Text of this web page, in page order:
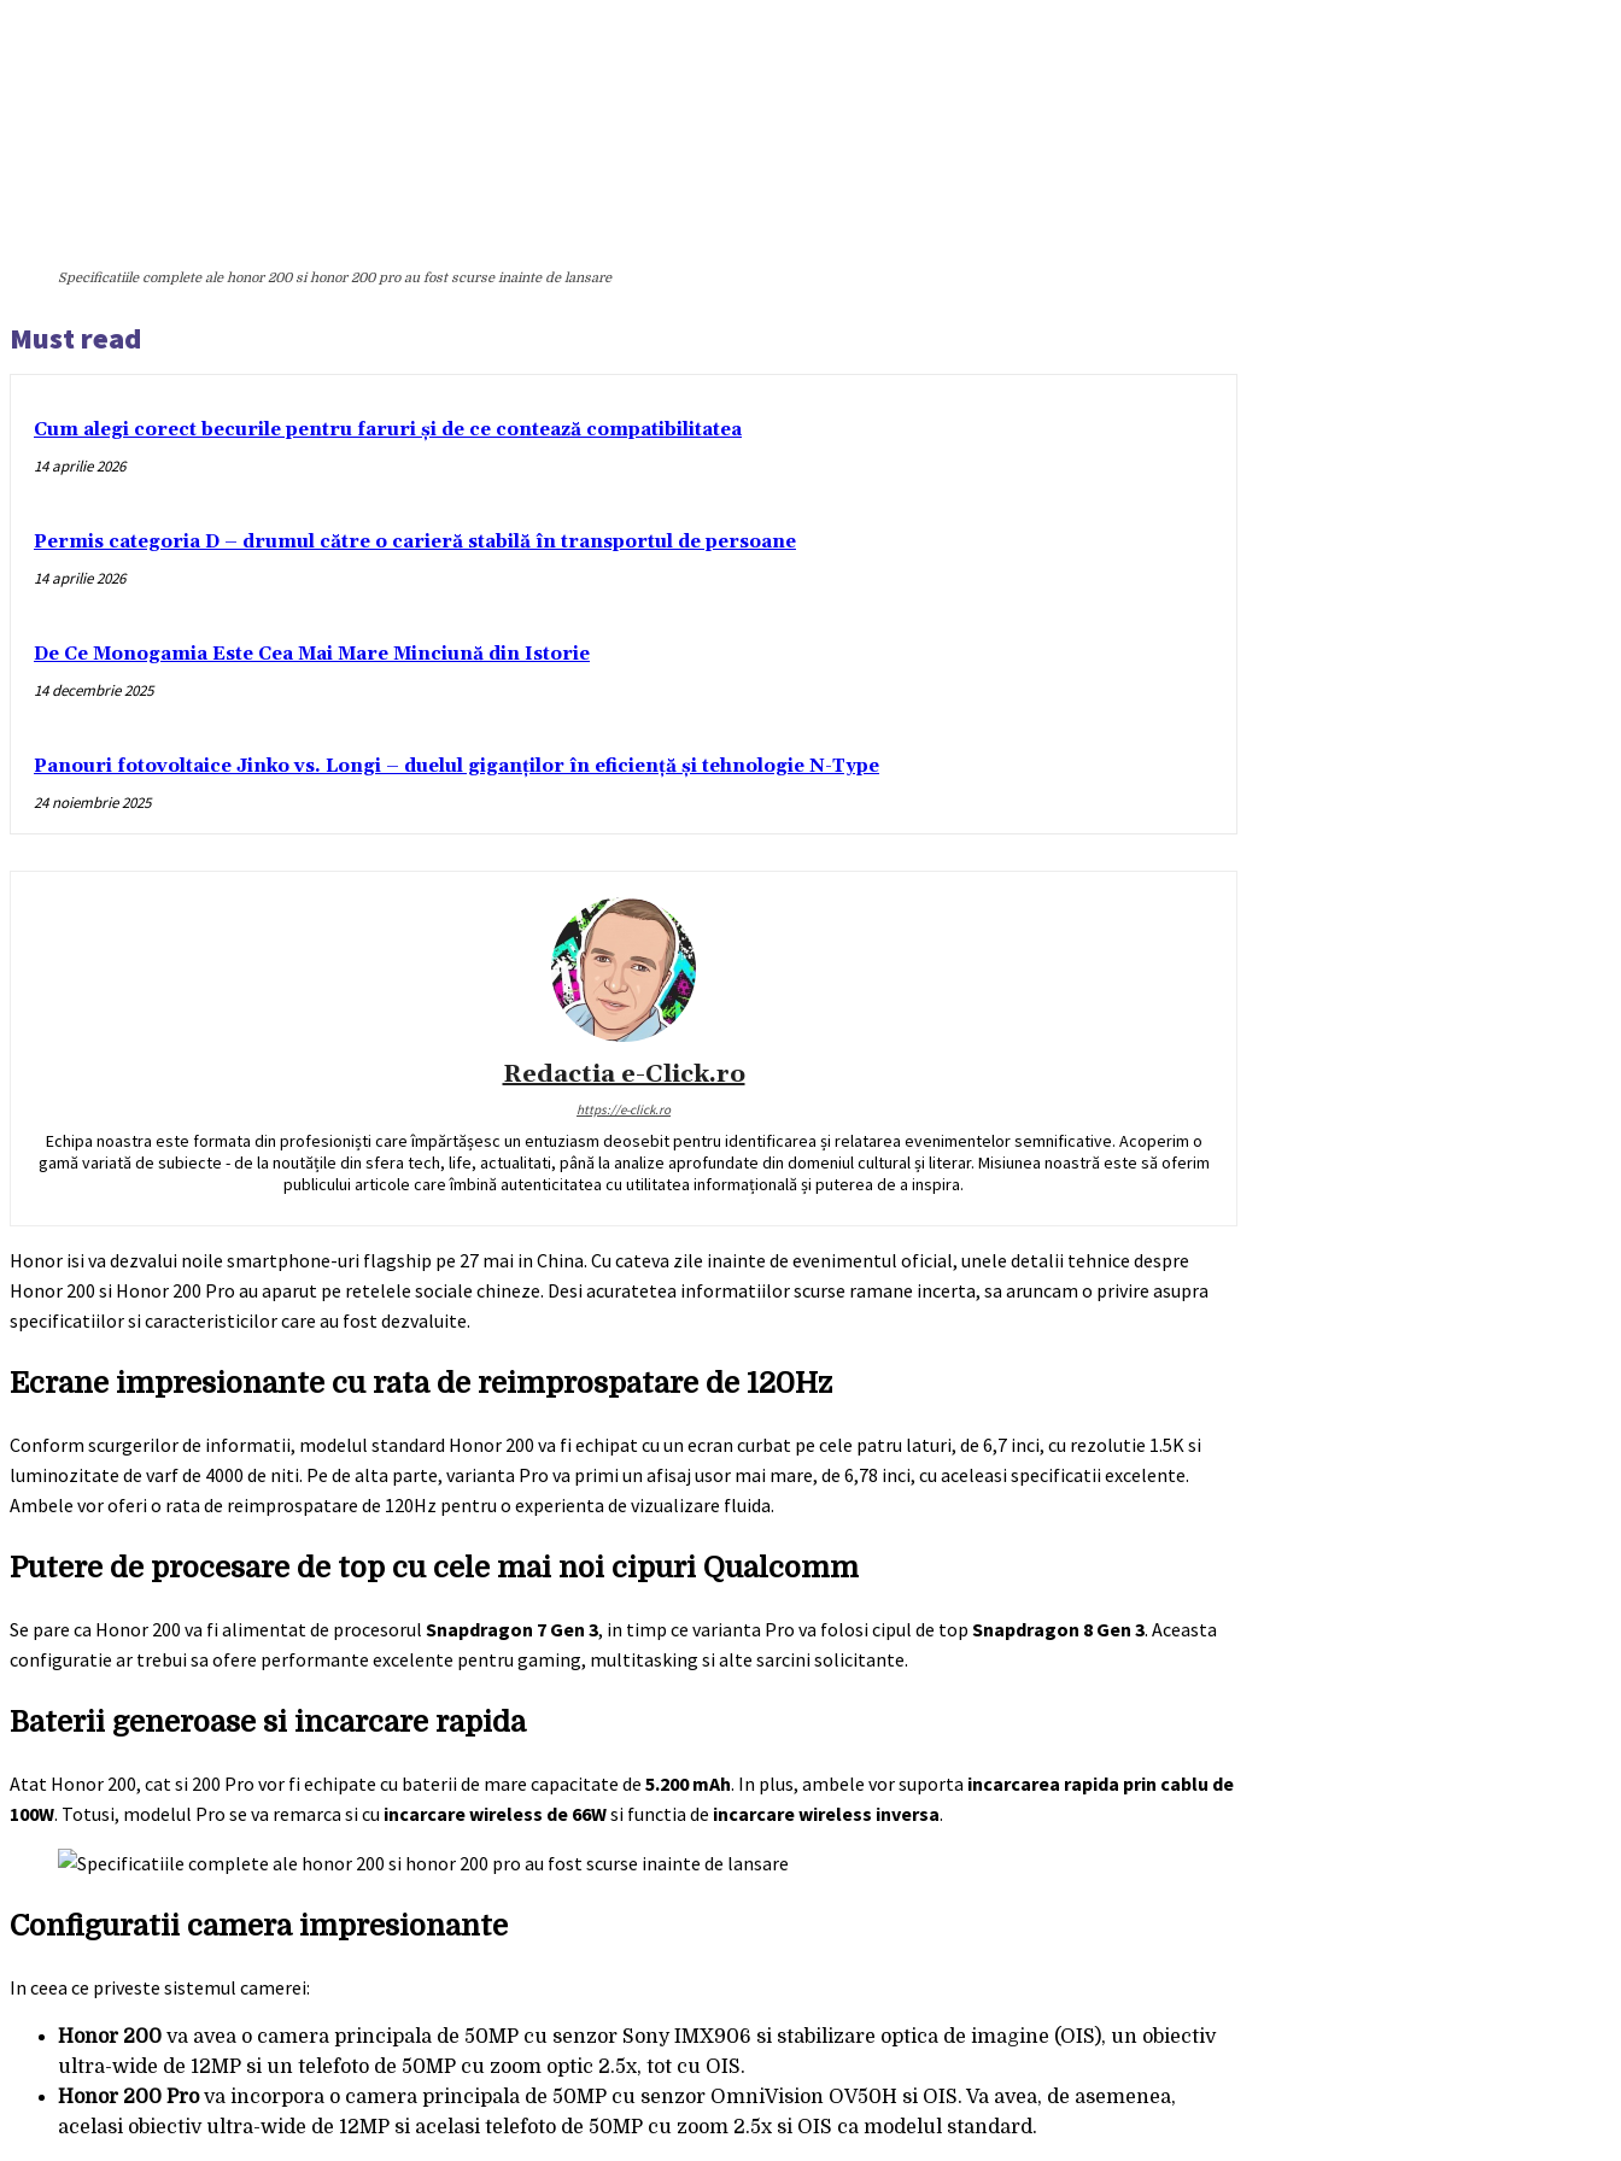
Specificatiile complete ale honor 200 si honor 200 pro au fost scurse inainte de lansare
Must read
Cum alegi corect becurile pentru faruri și de ce contează compatibilitatea
14 aprilie 2026
Permis categoria D – drumul către o carieră stabilă în transportul de persoane
14 aprilie 2026
De Ce Monogamia Este Cea Mai Mare Minciună din Istorie
14 decembrie 2025
Panouri fotovoltaice Jinko vs. Longi – duelul giganților în eficiență și tehnologie N-Type
24 noiembrie 2025
Redactia e-Click.ro
https://e-click.ro
Echipa noastra este formata din profesioniști care împărtășesc un entuziasm deosebit pentru identificarea și relatarea evenimentelor semnificative. Acoperim o
gamă variată de subiecte - de la noutățile din sfera tech, life, actualitati, până la analize aprofundate din domeniul cultural și literar. Misiunea noastră este să oferim
publicului articole care îmbină autenticitatea cu utilitatea informațională și puterea de a inspira.
Honor isi va dezvalui noile smartphone-uri flagship pe 27 mai in China. Cu cateva zile inainte de evenimentul oficial, unele detalii tehnice despre
Honor 200 si Honor 200 Pro au aparut pe retelele sociale chineze. Desi acuratetea informatiilor scurse ramane incerta, sa aruncam o privire asupra
specificatiilor si caracteristicilor care au fost dezvaluite.
Ecrane impresionante cu rata de reimprospatare de 120Hz
Conform scurgerilor de informatii, modelul standard Honor 200 va fi echipat cu un ecran curbat pe cele patru laturi, de 6,7 inci, cu rezolutie 1.5K si
luminozitate de varf de 4000 de niti. Pe de alta parte, varianta Pro va primi un afisaj usor mai mare, de 6,78 inci, cu aceleasi specificatii excelente.
Ambele vor oferi o rata de reimprospatare de 120Hz pentru o experienta de vizualizare fluida.
Putere de procesare de top cu cele mai noi cipuri Qualcomm
Se pare ca Honor 200 va fi alimentat de procesorul Snapdragon 7 Gen 3, in timp ce varianta Pro va folosi cipul de top Snapdragon 8 Gen 3. Aceasta
configuratie ar trebui sa ofere performante excelente pentru gaming, multitasking si alte sarcini solicitante.
Baterii generoase si incarcare rapida
Atat Honor 200, cat si 200 Pro vor fi echipate cu baterii de mare capacitate de 5.200 mAh. In plus, ambele vor suporta incarcarea rapida prin cablu de
100W. Totusi, modelul Pro se va remarca si cu incarcare wireless de 66Wsi functia de incarcare wireless inversa.
Configuratii camera impresionante
In ceea ce priveste sistemul camerei:
Honor 200 va avea o camera principala de 50MP cu senzor Sony IMX906 si stabilizare optica de imagine (OIS), un obiectiv
ultra-wide de 12MP si un telefoto de 50MP cu zoom optic 2.5x, tot cu OIS.
Honor 200 Prova incorpora o camera principala de 50MP cu senzor OmniVision OV50H si OIS. Va avea, de asemenea,
acelasi obiectiv ultra-wide de 12MP si acelasi telefoto de 50MP cu zoom 2.5x si OIS ca modelul standard.